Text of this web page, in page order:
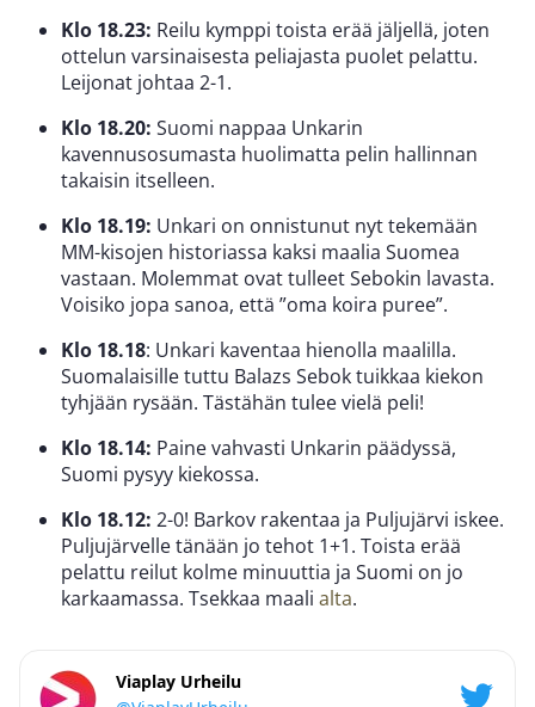
Klo 18.23: Reilu kymppi toista erää jäljellä, joten
ottelun varsinaisesta peliajasta puolet pelattu.
Leijonat johtaa 2-1.
Klo 18.20: Suomi nappaa Unkarin
kavennusosumasta huolimatta pelin hallinnan
takaisin itselleen.
Klo 18.19: Unkari on onnistunut nyt tekemään
MM-kisojen historiassa kaksi maalia Suomea
vastaan. Molemmat ovat tulleet Sebokin lavasta.
Voisiko jopa sanoa, että ”oma koira puree”.
Klo 18.18: Unkari kaventaa hienolla maalilla.
Suomalaisille tuttu Balazs Sebok tuikkaa kiekon
tyhjään rysään. Tästähän tulee vielä peli!
Klo 18.14: Paine vahvasti Unkarin päädyssä,
Suomi pysyy kiekossa.
Klo 18.12: 2-0! Barkov rakentaa ja Puljujärvi iskee.
Puljujärvelle tänään jo tehot 1+1. Toista erää
pelattu reilut kolme minuuttia ja Suomi on jo
karkaamassa. Tsekkaa maali alta.
Viaplay Urheilu